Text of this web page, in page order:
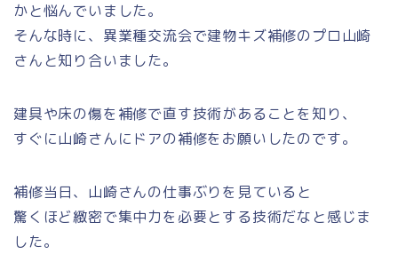
かと悩んでいました。
そんな時に、異業種交流会で建物キズ補修のプロ山崎
さんと知り合いました。
建具や床の傷を補修で直す技術があることを知り、
すぐに山崎さんにドアの補修をお願いしたのです。
補修当日、山崎さんの仕事ぶりを見ていると
驚くほど緻密で集中力を必要とする技術だなと感じま
した。